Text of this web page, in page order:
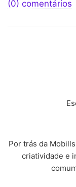
(0) comentários
Por trás da
criatividade e